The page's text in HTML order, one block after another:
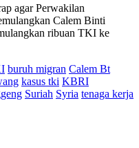
agar Perwakilan
Calem Binti
ribuan TKI ke
buruh migran Calem Bt
kasus tki KBRI
Suriah Syria tenaga kerja